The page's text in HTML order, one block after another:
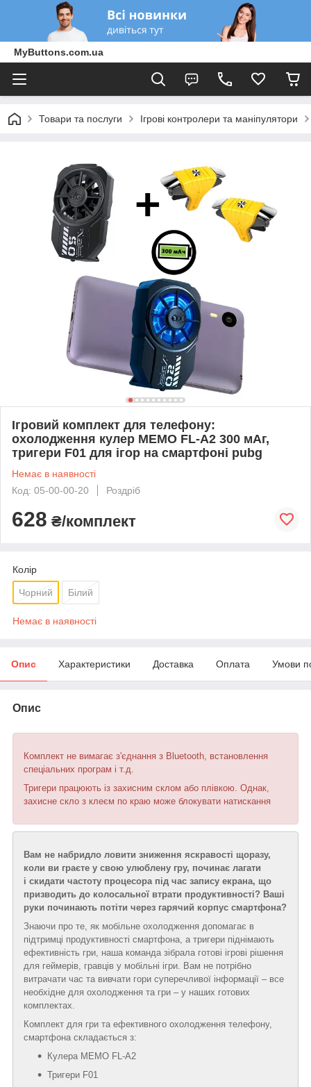
MyButtons.com.ua
Товари та послуги Ігрові контролери та маніпулятори
Ігровий комплект для телефону:
охолодження кулер MEMO FL-A2 300 мАг,
тригери F01 для ігор на смартфоні pubg
Немає в наявності
Код: 05-00-00-20
Роздріб
628 ₴/комплект
Колір
Чорний Білий
Немає в наявності
Опис Характеристики Доставка Оплата Умови
Опис
Комплект не вимагає з'єднання з Bluetooth, встановлення
спеціальних програм і т.д.
Тригери працюють із захисним склом або плівкою. Однак,
захисне скло з клеєм по краю може блокувати натискання
Вам не набридло ловити зниження яскравості щоразу,
коли ви граєте у свою улюблену гру, починає лагати
і скидати частоту процесора під час запису екрана, що
призводить до колосальної втрати продуктивності? Ваші
руки починають потіти через гарячий корпус смартфона?
Знаючи про те, як мобільне охолодження допомагає в
підтримці продуктивності смартфона, а тригери піднімають
ефективність гри, наша команда зібрала готові ігрові рішення
для геймерів, гравців у мобільні ігри. Вам не потрібно
витрачати час та вивчати гори суперечливої інформації – все
необхідне для охолодження та гри – у наших готових
комплектах.
Комплект для гри та ефективного охолодження телефону,
смартфона складається з:
Кулера MEMO FL-A2
Тригери F01